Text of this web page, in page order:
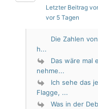
Letzter Beitrag
vor 5 Tagen
Die Zahlen
h...
Das wäre mal
nehme...
Ich sehe das
Flagge, ...
Was in der